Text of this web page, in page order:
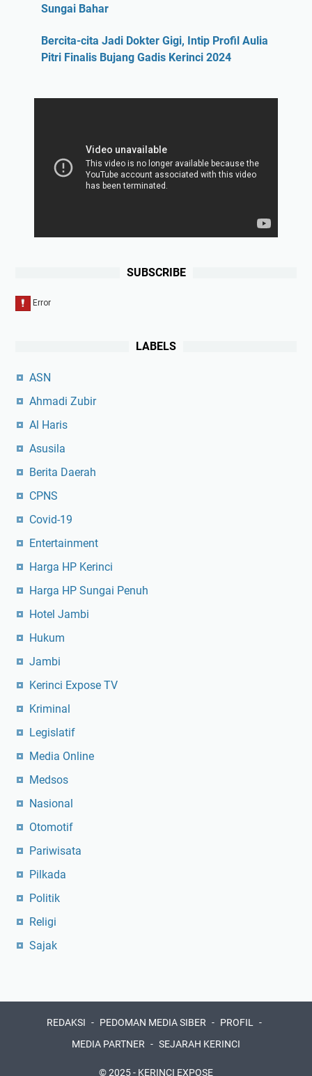
Sungai Bahar
Bercita-cita Jadi Dokter Gigi, Intip Profil Aulia
Pitri Finalis Bujang Gadis Kerinci 2024
SUBSCRIBE
LABELS
ASN
Ahmadi Zubir
Al Haris
Asusila
Berita Daerah
CPNS
Covid-19
Entertainment
Harga HP Kerinci
Harga HP Sungai Penuh
Hotel Jambi
Hukum
Jambi
Kerinci Expose TV
Kriminal
Legislatif
Media Online
Medsos
Nasional
Otomotif
Pariwisata
Pilkada
Politik
Religi
Sajak
REDAKSI PEDOMAN MEDIA SIBER
PROFIL
MEDIA PARTNER
SEJARAH KERINCI
© 2025 - KERINCI EXPOSE